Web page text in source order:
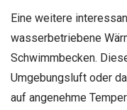
Eine weitere
wasserbetriebene
Schwimmbecken.
Umgebungsluft oder
auf angenehme